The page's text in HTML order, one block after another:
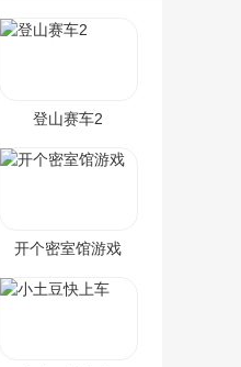
登山赛车2
开个密室馆游戏